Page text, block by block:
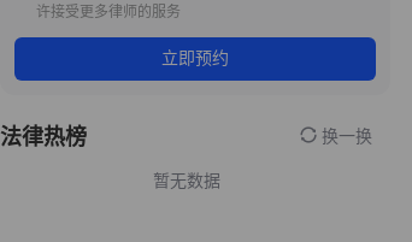
许接受更多律师的服务
立即预约
法律热榜 换一换
暂无数据